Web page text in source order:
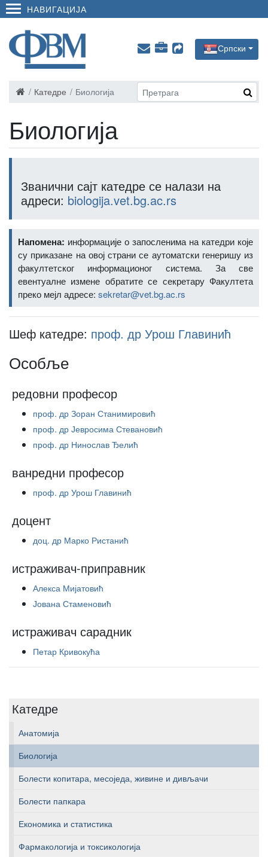
НАВИГАЦИЈА
Српски
Катедре Биологија
Катедре
Анатомија
Биологија
Болести копитара, месоједа, живине и дивљачи
Болести папкара
Економика и статистика
Фармакологија и токсикологија
Биологија
Званични сајт катедре се налази на
адреси: biologija.vet.bg.ac.rs
Напомена: информације о запосленима на катедри које
су приказане на овој страни се аутоматски генеришу из
факултетског информационог система. За све
евентуалне измене обратите се секретару Факултета
преко мејл адресе: sekretar@vet.bg.ac.rs
Шеф катедре: проф. др Урош Главинић
Особље
редовни професор
проф. др Зоран Станимировић
проф. др Јевросима Стевановић
проф. др Нинослав Ђелић
ванредни професор
проф. др Урош Главинић
доцент
доц. др Марко Ристанић
истраживач-приправник
Алекса Мијатовић
Јована Стаменовић
истраживач сарадник
Петар Кривокућа